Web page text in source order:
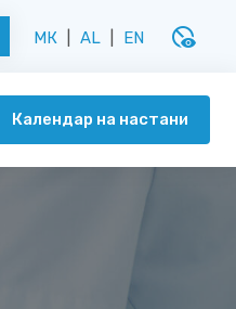
МК AL EN disabled_visible
Календар на настани